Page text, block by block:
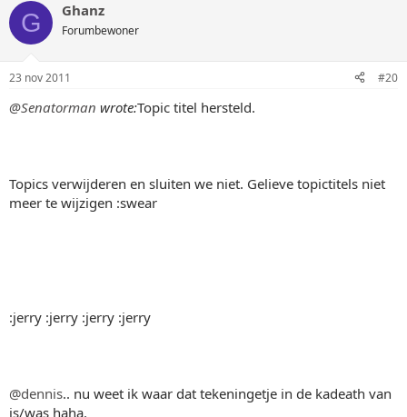
G Ghanz
Forumbewoner
23 nov 2011 #20
@Senatorman wrote:Topic titel hersteld.
Topics verwijderen en sluiten we niet. Gelieve topictitels niet
meer te wijzigen :swear
:jerry :jerry :jerry :jerry
@dennis.. nu weet ik waar dat tekeningetje in de kadeath van
is/was haha.